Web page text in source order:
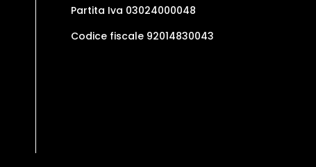
Partita Iva 03024000048
Codice fiscale 92014830043